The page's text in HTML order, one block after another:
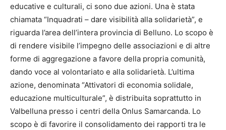
educative e culturali, ci sono due azioni. Una è stata
chiamata “Inquadrati – dare visibilità alla solidarietà”, e
riguarda l’area dell’intera provincia di Belluno. Lo scopo è
di rendere visibile l’impegno delle associazioni e di altre
forme di aggregazione a favore della propria comunità,
dando voce al volontariato e alla solidarietà. L’ultima
azione, denominata “Attivatori di economia solidale,
educazione multiculturale”, è distribuita soprattutto in
Valbelluna presso i centri della Onlus Samarcanda. Lo
scopo è di favorire il consolidamento dei rapporti tra le